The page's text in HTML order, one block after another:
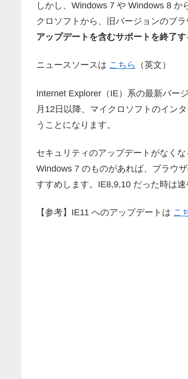
しかし、Windows 7 や Windows 8
クロソフトから、旧バージョンのブ
アップデートを含むサポートを終了す
ニュースソースは こちら （英文）
Internet Explorer（IE）系の最新バー
月12日以降、マイクロソフトのイン
うことになります。
セキュリティのアップデートがなく
Windows 7 のものがあれば、ブラウ
すすめします。IE8,9,10 だった時は
【参考】IE11 へのアップデートは こ